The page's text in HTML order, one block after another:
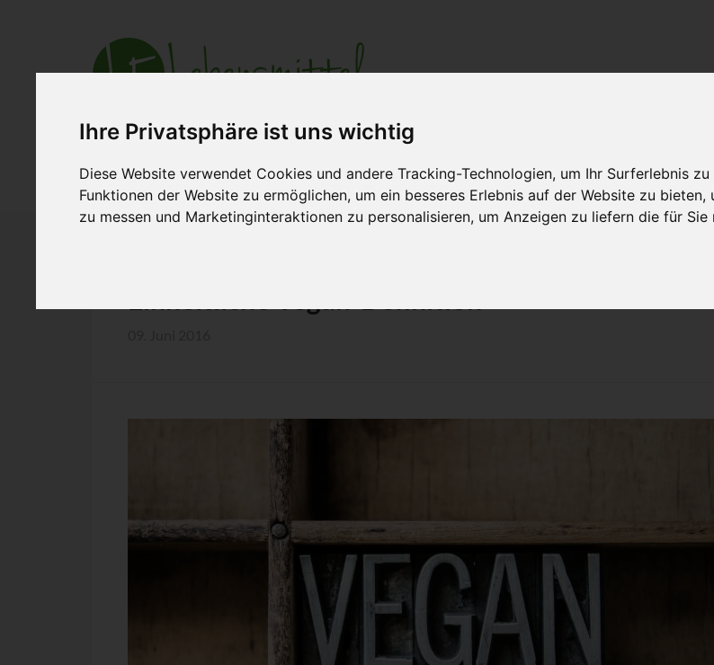
Ihre Privatsphäre ist uns wichtig
Diese Website verwendet Cookies und andere Tracking-Technologien, um Ihr Surferlebnis
Funktionen der Website zu ermöglichen, um ein besseres Erlebnis auf der Website zu bieten,
zu messen und Marketinginteraktionen zu personalisieren, um Anzeigen zu liefern die für Sie
Aktuell Ihre Branche Zusammenarbeit Hintergrund Presse